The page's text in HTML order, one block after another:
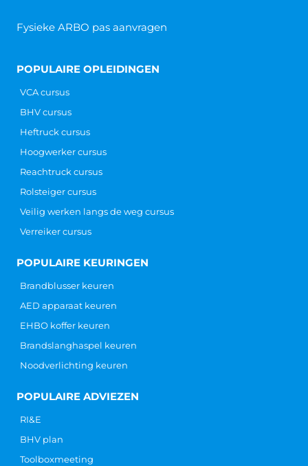
Fysieke ARBO pas aanvragen
POPULAIRE OPLEIDINGEN
VCA cursus
BHV cursus
Heftruck cursus
Hoogwerker cursus
Reachtruck cursus
Rolsteiger cursus
Veilig werken langs de weg cursus
Verreiker cursus
POPULAIRE KEURINGEN
Brandblusser keuren
AED apparaat keuren
EHBO koffer keuren
Brandslanghaspel keuren
Noodverlichting keuren
POPULAIRE ADVIEZEN
RI&E
BHV plan
Toolboxmeeting